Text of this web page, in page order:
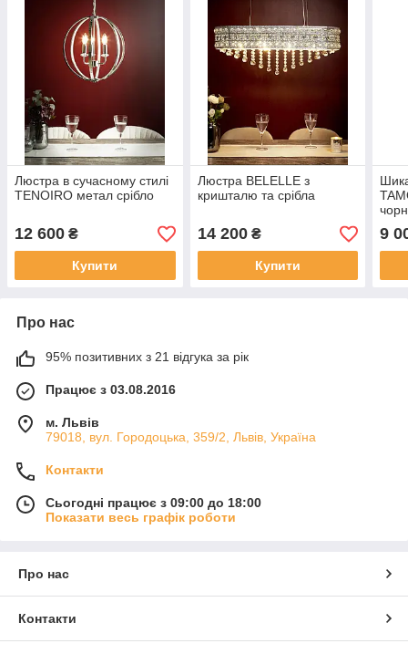
Люстра в сучасному стилі
TENOIRO метал срібло
12 600 ₴
Купити
Люстра BELELLE з
кришталю та срібла
14 200₴
Купити
9
Про нас
95% позитивних з 21 відгука за рік
Працює з 03.08.2016
м. Львів
79018, вул. Городоцька, 359/2, Львів, Україна
Контакти
Сьогодні працює з 09:00 до 18:00
Показати весь графік роботи
Про нас
Контакти